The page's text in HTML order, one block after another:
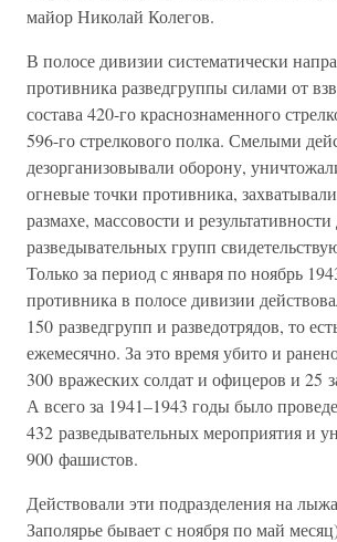
майор Николай Колегов.
В полосе дивизии систематически
противника разведгруппы силами от
состава 420-го краснознаменного
596-го стрелкового полка. Смелыми
дезорганизовывали оборону,
огневые точки противника,
размахе, массовости и
разведывательных групп
Только за период с января по ноябрь
противника в полосе дивизии
150 разведгрупп и разведотрядов, то
ежемесячно. За это время убито и
300 вражеских солдат и офицеров и 25
А всего за 1941–1943 годы было
432 разведывательных мероприятия и
900 фашистов.
Действовали эти подразделения на
Заполярье бывает с ноября по май